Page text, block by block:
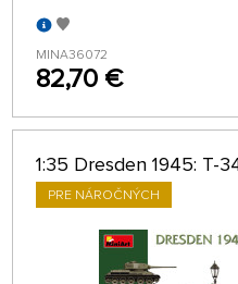
MINA36072
82,70 €
1:35 Dresden 1945: T-
PRE NÁROČNÝCH